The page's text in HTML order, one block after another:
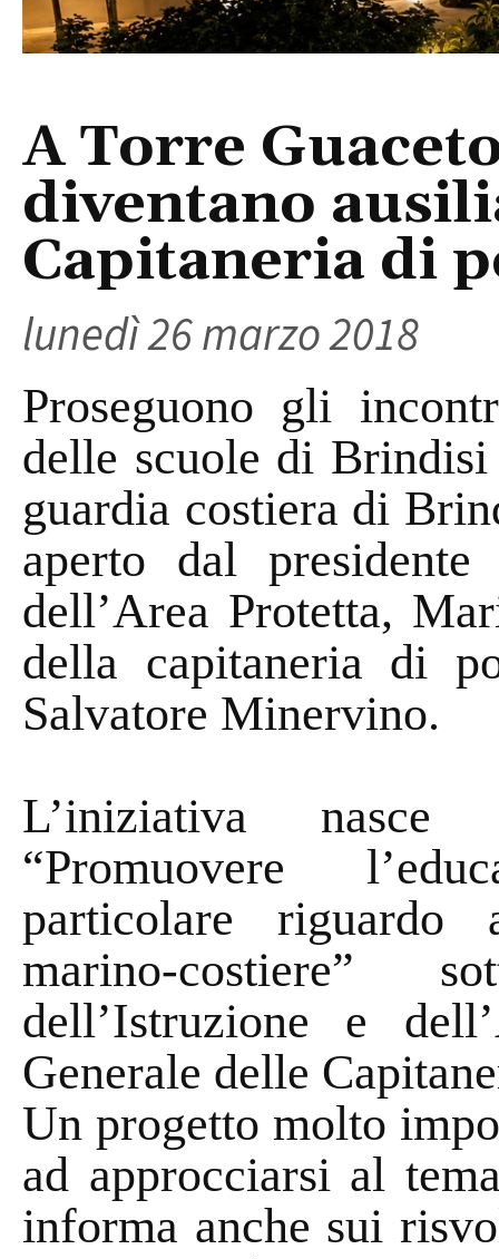
A Torre
diventano
Capitaneria di
lunedì 26 marzo 2018
Proseguono gli
delle scuole di
guardia costiera di
aperto dal
dell’Area Protetta,
della capitaneria di
Salvatore Minervino.
L’iniziativa nasce
“Promuovere
particolare riguardo
marino-costiere”
dell’Istruzione e
Generale delle
Un progetto molto
ad approcciarsi al
informa anche sui